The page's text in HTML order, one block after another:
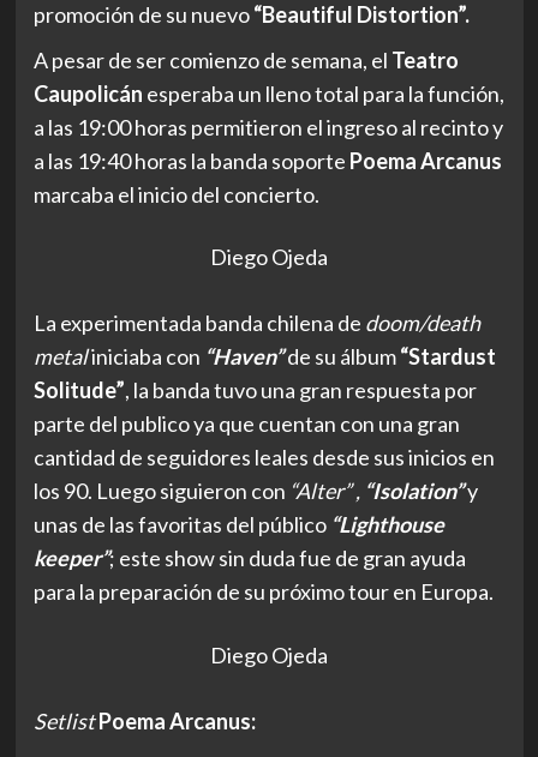
promoción de su nuevo“Beautiful Distortion”.
A pesar de ser comienzo de semana, el Teatro
Caupolicán esperaba un lleno total para la función,
a las 19:00 horas permitieron el ingreso al recinto y
a las 19:40 horas la banda soporte Poema Arcanus
marcaba el inicio del concierto.
Diego Ojeda
La experimentada banda chilena de doom/death
metaliniciaba con “Haven”de su álbum“Stardust
Solitude”, la banda tuvo una gran respuesta por
parte del publico ya que cuentan con una gran
cantidad de seguidores leales desde sus inicios en
los 90. Luego siguieron con “Alter” , “Isolation”y
unas de las favoritas del público “Lighthouse
keeper”; este show sin duda fue de gran ayuda
para la preparación de su próximo tour en Europa.
Diego Ojeda
Setlist Poema Arcanus: